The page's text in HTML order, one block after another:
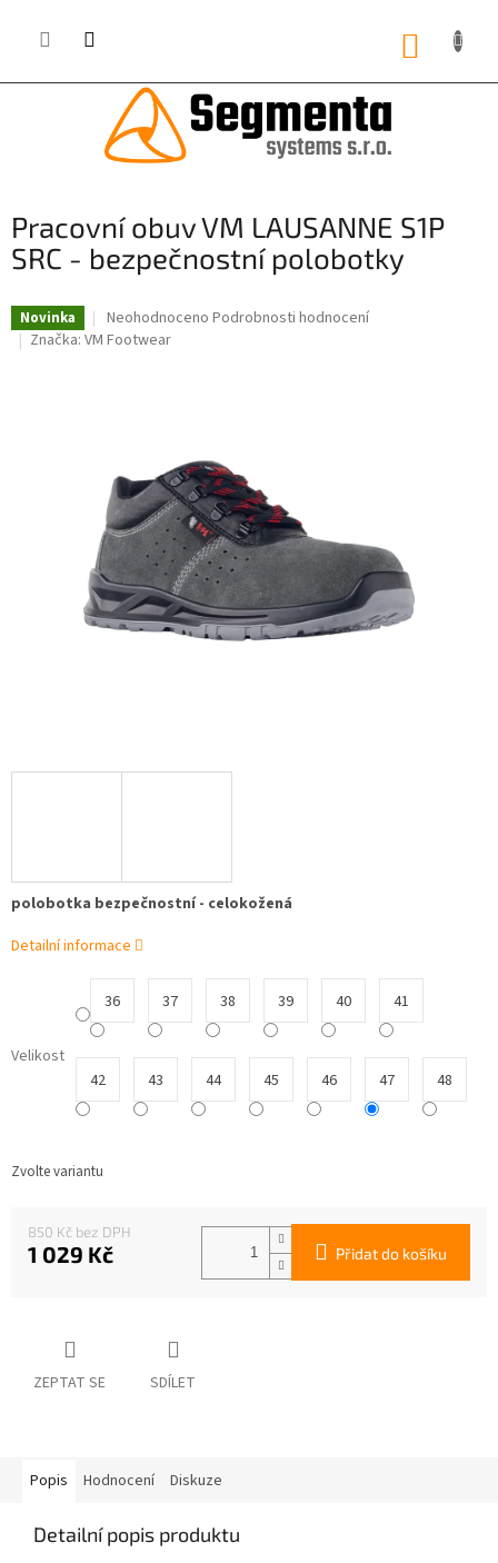
Pracovní obuv VM LAUSANNE S1P
SRC - bezpečnostní polobotky
Novinka
Průměrné
hodnocení
hvězdiček.
Neohodnoceno Podrobnosti hodnocení
Značka: VM Footwear
Velikost
36 37 38 39 40 41
42 43 44 45 46 47 48
polobotka bezpečnostní - celokožená
Detailní informace
ZEPTAT SE SDÍLET
Zvolte variantu
850 Kč
1 029 Kč Přidat do košíku
Popis Hodnocení Diskuze
Detailní popis produktu